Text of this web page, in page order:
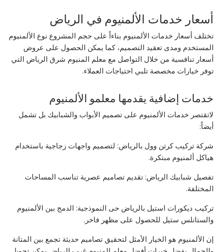
أسعار خدمات الألمنيوم في الرياض
تختلف أسعار خدمات الألمنيوم بناءاً على حجم المشروع نوع الألمنيوم
المستخدم ومدى تعقيد التصميم، كما يمكن الحصول على عروض
أسعار تنافسية من خلال التواصل مع معلم المنيوم شرق الرياض التي
توفر خيارات مخصصة تلبي احتياجات العملاء.
خدمات إضافية يقدمها معلمو الألمنيوم
لاتقتصر خدمات الألمنيوم على تصميم الأبواب والشبابيك بل تشمل
أيضاً:
شركة تركيب كرتن وول بالرياض: لتصميم واجهات زجاجية باستخدام
هياكل ألمنيوم مبتكرة.
تفصيل شبابيك الرياض: تقديم تصاميم عصرية تناسب المساحات
المختلفة.
تركيب ديكورات استيل بالرياض حى النموذجية: الدمج بين الألمنيوم
والستانلس ستيل للحصول على مظهر فاخر.
إن الألمنيوم هو الخيار الأمثل لتحقيق تصاميم حديثة تجمع بين المتانة